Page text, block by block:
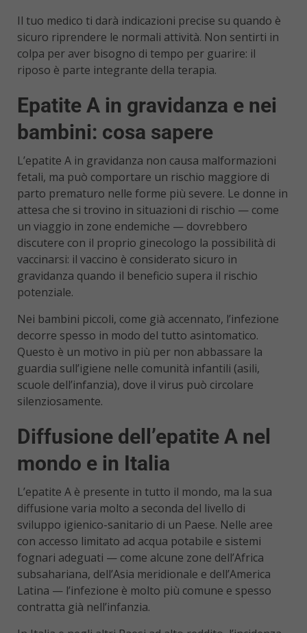
Il tuo medico ti darà indicazioni precise su quando è
sicuro riprendere le normali attività. Non sentirti in
colpa per aver bisogno di tempo per guarire: il
riposo è parte integrante della terapia.
Epatite A in gravidanza e nei
bambini: cosa sapere
L’epatite A in gravidanza non causa malformazioni
fetali, ma può comportare un rischio maggiore di
parto prematuro nelle forme più severe. Le donne in
attesa che si trovino in situazioni di rischio — come
un viaggio in zone endemiche — dovrebbero
discutere con il proprio ginecologo la possibilità di
vaccinarsi: il vaccino è considerato sicuro in
gravidanza quando il beneficio supera il rischio
potenziale.
Nei bambini piccoli, come già accennato, l’infezione
decorre spesso in modo del tutto asintomatico.
Questo è un motivo in più per non abbassare la
guardia sull’igiene nelle comunità infantili (asili,
scuole dell’infanzia), dove il virus può circolare
silenziosamente.
Diffusione dell’epatite A nel
mondo e in Italia
L’epatite A è presente in tutto il mondo, ma la sua
diffusione varia molto a seconda del livello di
sviluppo igienico-sanitario di un Paese. Nelle aree
con accesso limitato ad acqua potabile e sistemi
fognari adeguati — come alcune zone dell’Africa
subsahariana, dell’Asia meridionale e dell’America
Latina — l’infezione è molto più comune e spesso
contratta già nell’infanzia.